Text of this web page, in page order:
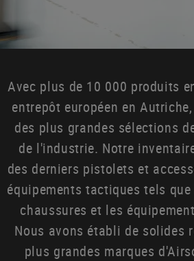
Avec plus de 10 000 produits
entrepôt européen en
des plus grandes sélections
de l'industrie. Notre
des derniers pistolets et
équipements tactiques tels
chaussures et les
Nous avons établi de solides
plus grandes marques